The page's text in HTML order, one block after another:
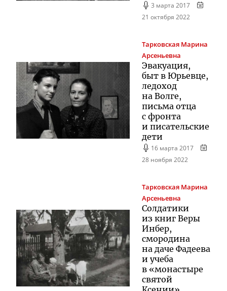
3 марта 2017
21 октября 2022
Тарковская Марина
Арсеньевна
Эвакуация,
быт в Юрьевце,
ледоход
на Волге,
письма отца
с фронта
и писательские
дети
16 марта 2017
28 ноября 2022
Тарковская Марина
Арсеньевна
Солдатики
из книг Веры
Инбер,
смородина
на даче Фадеева
и учеба
в «монастыре
святой